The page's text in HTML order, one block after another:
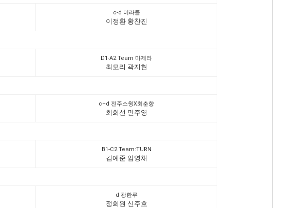
c-d 미라클
이정환 황찬진
D1-A2 Team 마제라
최모리 곽지현
c+d 전주스윙X최춘향
최희선 민주영
B1-C2 Team:TURN
김예준 임영채
d 광한루
정희원 신주호